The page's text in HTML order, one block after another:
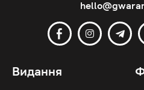
Видання